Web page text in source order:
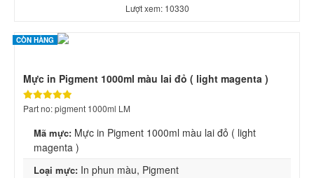
Lượt xem: 10330
CÒN HÀNG
Mực in Pigment 1000ml màu lai đỏ ( light magenta )
Part no: pigment 1000ml LM
Mã mực: Mực in Pigment 1000ml màu lai đỏ ( light
magenta )
Loại mực: In phun màu, Pigment